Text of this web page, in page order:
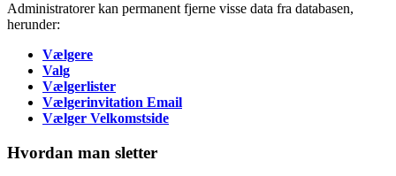
Administratorer kan permanent fjerne visse data fra databasen,
herunder:
Vælgere
Valg
Vælgerlister
Vælgerinvitation Email
Vælger Velkomstside
Hvordan man sletter